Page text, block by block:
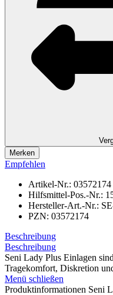
Merken
Empfehlen
Artikel-Nr.: 03572174
Hilfsmittel-Pos.-Nr.:
Hersteller-Art.-Nr.:
PZN: 03572174
Beschreibung
Beschreibung
Seni Lady Plus Einlagen
Tragekomfort, Diskretion
Menü schließen
Produktinformationen Seni